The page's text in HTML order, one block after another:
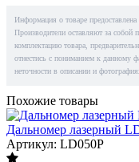
Информация о товаре
Производители оставляют за собой
комплектацию товара,
отнестись с пониманием к данному
неточности в описании и
Похожие товары
Дальномер лазерный
Артикул: LD050P